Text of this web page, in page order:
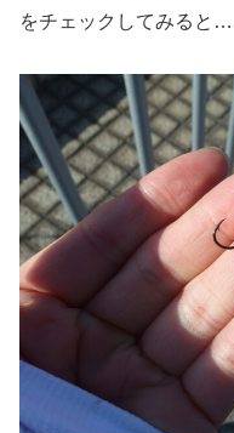
をチェックしてみると